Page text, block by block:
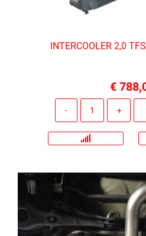
INTERCOOLER 2,0
€